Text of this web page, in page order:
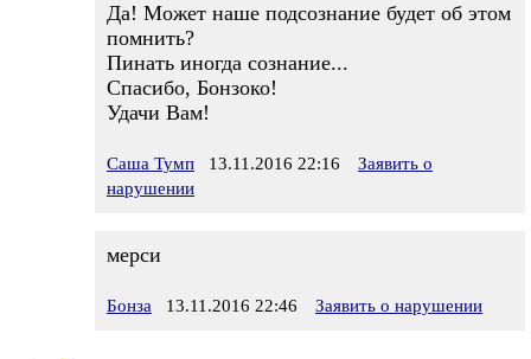
Да! Может наше подсознание будет об этом
помнить?
Пинать иногда сознание...
Спасибо, Бонзоко!
Удачи Вам!
Саша Тумп 13.11.2016 22:16
Заявить о
нарушении
мерси
Бонза 13.11.2016 22:46 Заявить о нарушении